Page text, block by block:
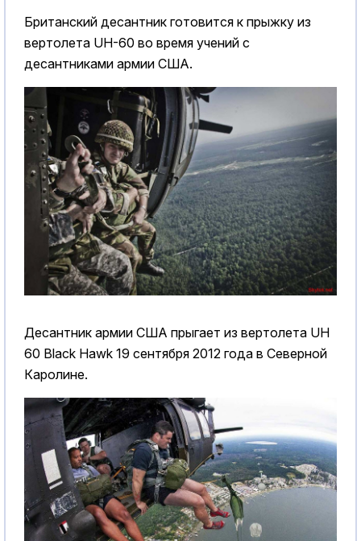
Британский десантник готовится к прыжку из
вертолета UH-60 во время учений с
десантниками армии США.
Десантник армии США прыгает из вертолета UH
60 Black Hawk 19 сентября 2012 года в Северной
Каролине.